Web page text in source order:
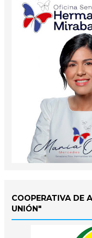
COOPERATIVA DE
UNIÓN"